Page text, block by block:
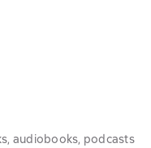
audiobooks, podcasts